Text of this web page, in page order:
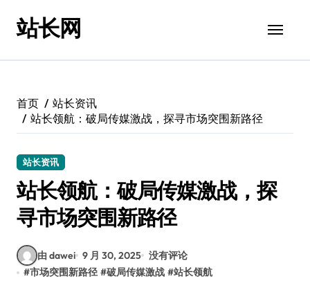
站长网
首页
站长资讯
站长领航：破局传媒激战，探寻市场突围新路径
站长资讯
站长领航：破局传媒激战，探
寻市场突围新路径
由 dawei 9 月 30, 2025 没有评论
#市场突围新路径 #破局传媒激战 #站长领航